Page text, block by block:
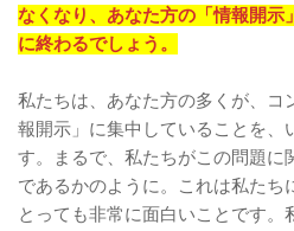
なくなり、あなた方の「情報開示
に終わるでしょう。
私たちは、あなた方の多くが、コ
報開示」に集中していることを、
す。まるで、私たちがこの問題に
であるかのように。これは私たち
とっても非常に面白いことです。